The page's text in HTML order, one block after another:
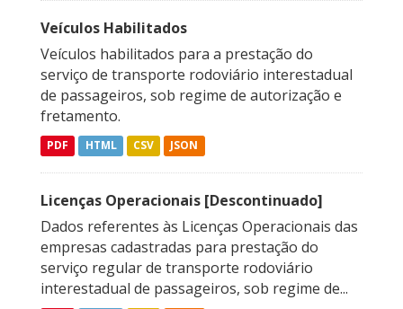
Veículos Habilitados
Veículos habilitados para a prestação do
serviço de transporte rodoviário interestadual
de passageiros, sob regime de autorização e
fretamento.
PDF HTML CSV JSON
Licenças Operacionais [Descontinuado]
Dados referentes às Licenças Operacionais das
empresas cadastradas para prestação do
serviço regular de transporte rodoviário
interestadual de passageiros, sob regime de...